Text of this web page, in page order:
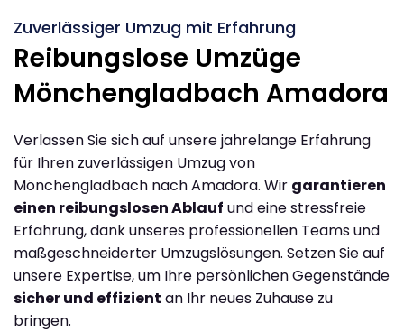
Zuverlässiger Umzug mit Erfahrung
Reibungslose Umzüge
Mönchengladbach Amadora
Verlassen Sie sich auf unsere jahrelange Erfahrung
für Ihren zuverlässigen Umzug von
Mönchengladbach nach Amadora. Wir garantieren
einen reibungslosen Ablauf und eine stressfreie
Erfahrung, dank unseres professionellen Teams und
maßgeschneiderter Umzugslösungen. Setzen Sie auf
unsere Expertise, um Ihre persönlichen Gegenstände
sicher und effizient an Ihr neues Zuhause zu
bringen.